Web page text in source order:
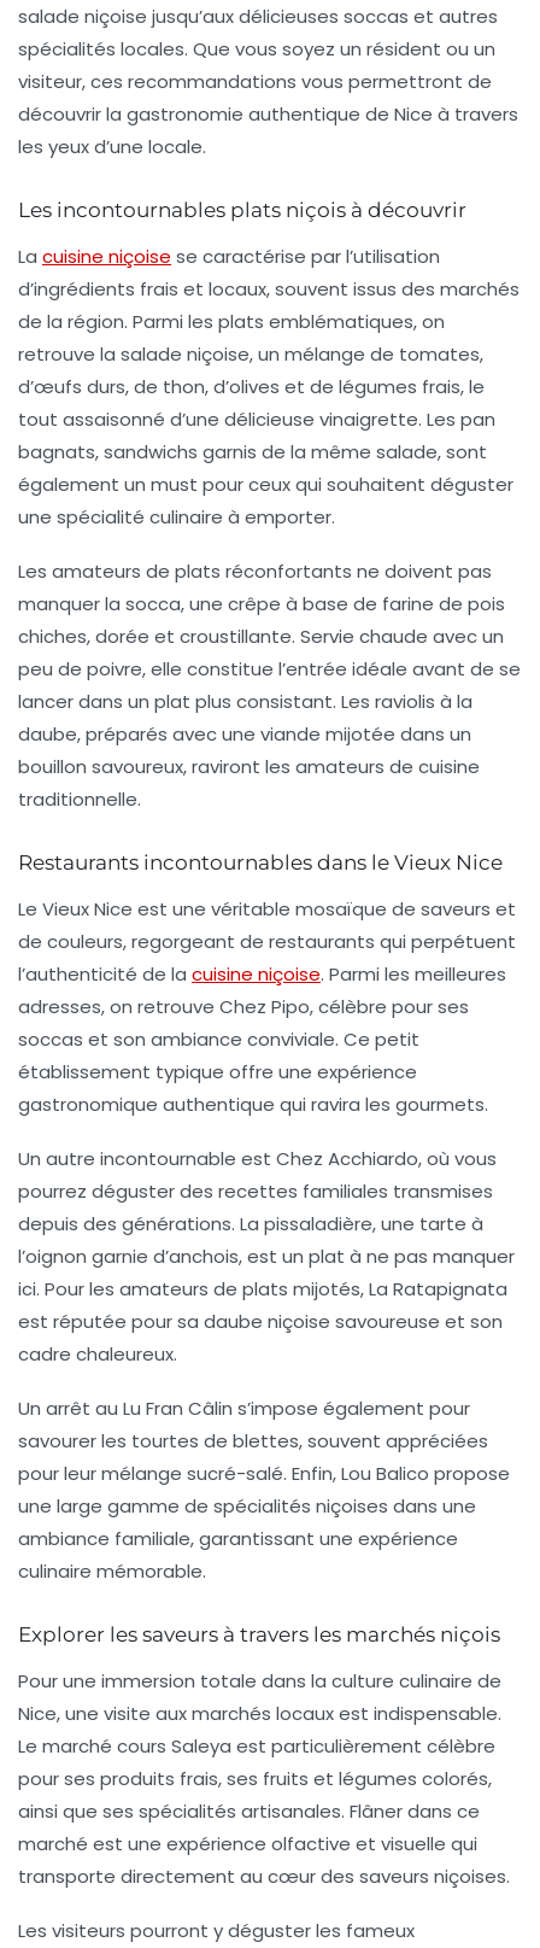
salade niçoise jusqu’aux délicieuses soccas et autres
spécialités locales. Que vous soyez un résident ou un
visiteur, ces recommandations vous permettront de
découvrir la gastronomie authentique de Nice à travers
les yeux d’une locale.
Les incontournables plats niçois à découvrir
La cuisine niçoise se caractérise par l’utilisation
d’ingrédients frais et locaux, souvent issus des marchés
de la région. Parmi les plats emblématiques, on
retrouve la salade niçoise, un mélange de tomates,
d’œufs durs, de thon, d’olives et de légumes frais, le
tout assaisonné d’une délicieuse vinaigrette. Les pan
bagnats, sandwichs garnis de la même salade, sont
également un must pour ceux qui souhaitent déguster
une spécialité culinaire à emporter.
Les amateurs de plats réconfortants ne doivent pas
manquer la socca, une crêpe à base de farine de pois
chiches, dorée et croustillante. Servie chaude avec un
peu de poivre, elle constitue l’entrée idéale avant de se
lancer dans un plat plus consistant. Les raviolis à la
daube, préparés avec une viande mijotée dans un
bouillon savoureux, raviront les amateurs de cuisine
traditionnelle.
Restaurants incontournables dans le Vieux Nice
Le Vieux Nice est une véritable mosaïque de saveurs et
de couleurs, regorgeant de restaurants qui perpétuent
l’authenticité de la cuisine niçoise. Parmi les meilleures
adresses, on retrouve Chez Pipo, célèbre pour ses
soccas et son ambiance conviviale. Ce petit
établissement typique offre une expérience
gastronomique authentique qui ravira les gourmets.
Un autre incontournable est Chez Acchiardo, où vous
pourrez déguster des recettes familiales transmises
depuis des générations. La pissaladière, une tarte à
l’oignon garnie d’anchois, est un plat à ne pas manquer
ici. Pour les amateurs de plats mijotés,La Ratapignata
est réputée pour sa daube niçoise savoureuse et son
cadre chaleureux.
Un arrêt au Lu Fran Câlin s’impose également pour
savourer les tourtes de blettes, souvent appréciées
pour leur mélange sucré-salé. Enfin,Lou Balico propose
une large gamme de spécialités niçoises dans une
ambiance familiale, garantissant une expérience
culinaire mémorable.
Explorer les saveurs à travers les marchés niçois
Pour une immersion totale dans la culture culinaire de
Nice, une visite aux marchés locaux est indispensable.
Le marché cours Saleya est particulièrement célèbre
pour ses produits frais, ses fruits et légumes colorés,
ainsi que ses spécialités artisanales. Flâner dans ce
marché est une expérience olfactive et visuelle qui
transporte directement au cœur des saveurs niçoises.
Les visiteurs pourront y déguster les fameux